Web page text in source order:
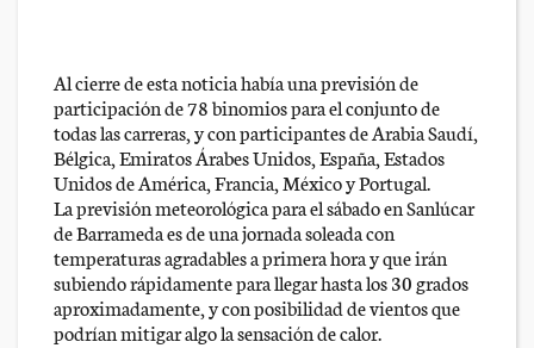
Al cierre de esta noticia había una previsión de
participación de 78 binomios para el conjunto de
todas las carreras, y con participantes de Arabia Saudí,
Bélgica, Emiratos Árabes Unidos, España, Estados
Unidos de América, Francia, México y Portugal.
La previsión meteorológica para el sábado en Sanlúcar
de Barrameda es de una jornada soleada con
temperaturas agradables a primera hora y que irán
subiendo rápidamente para llegar hasta los 30 grados
aproximadamente, y con posibilidad de vientos que
podrían mitigar algo la sensación de calor.